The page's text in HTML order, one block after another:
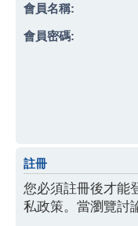
會員名稱:
會員密碼:
註冊
您必須註冊後才能
私政策。當瀏覽討